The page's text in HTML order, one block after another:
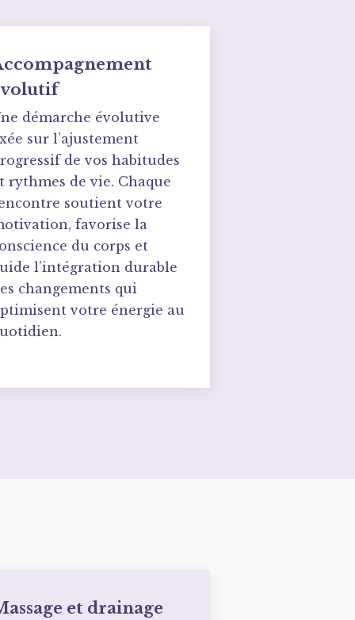
démarche évolutive
sur l’ajustement
de vos habitudes
rythmes de vie. Chaque
soutient votre
favorise la
du corps et
l’intégration durable
changements qui
votre énergie au
et drainage